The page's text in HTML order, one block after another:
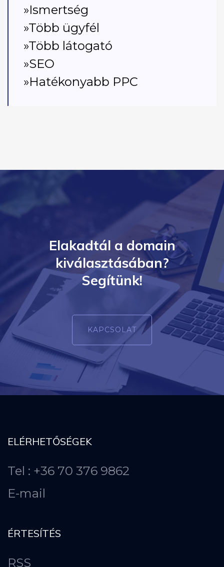
»Ismertség
»Több ügyfél
»Több látogató
»SEO
»Hatékonyabb PPC
Elakadtál a domain
kiválasztásában?
Segítünk!
KAPCSOLAT
ELÉRHETŐSÉGEK
Tel : +36 70 376 9862
E-mail
ÉRTESÍTÉS
RSS